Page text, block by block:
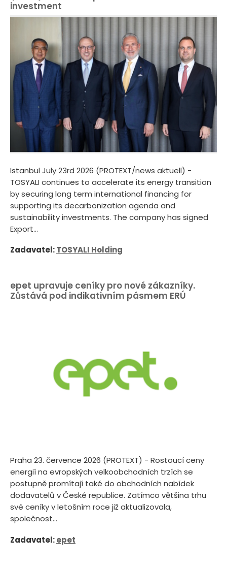
investment
Istanbul July 23rd 2026 (PROTEXT/news aktuell) -
TOSYALI continues to accelerate its energy transition
by securing long term international financing for
supporting its decarbonization agenda and
sustainability investments. The company has signed
Export...
Zadavatel:TOSYALI Holding
epet upravuje ceníky pro nové zákazníky.
Zůstává pod indikativním pásmem ERÚ
Praha 23. července 2026 (PROTEXT) - Rostoucí ceny
energií na evropských velkoobchodních trzích se
postupně promítají také do obchodních nabídek
dodavatelů v České republice. Zatímco většina trhu
své ceníky v letošním roce již aktualizovala,
společnost...
Zadavatel:epet